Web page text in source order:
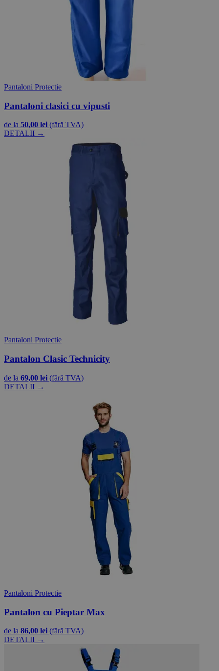
Pantaloni Protectie
Pantaloni clasici cu vipusti
de la 50,00 lei (fără TVA)
DETALII →
Pantaloni Protectie
Pantalon Clasic Technicity
de la 69,00 lei (fără TVA)
DETALII →
Pantaloni Protectie
Pantalon cu Pieptar Max
de la 86,00 lei (fără TVA)
DETALII →